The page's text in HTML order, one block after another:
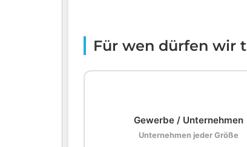
Für wen dürfen wir
Gewerbe / Unternehmen
Unternehmen jeder Größe